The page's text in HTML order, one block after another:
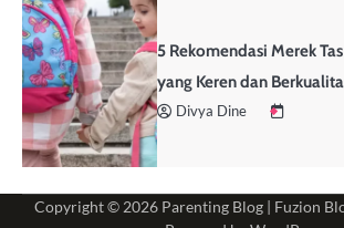
5 Rekomendasi Merek
yang Keren dan
Divya Dine
Copyright © 2026 Parenting Blog | Fuzion